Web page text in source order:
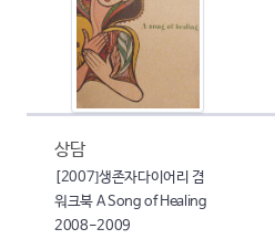
상담
[2007]생존자다이어리 겸
워크북 A Song of Healing
2008-2009